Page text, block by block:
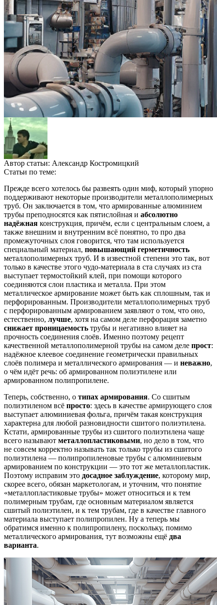
Автор статьи: Александр Костромицкий
Статьи по теме:
Прежде всего хотелось бы развеять один миф, который упорно
поддерживают некоторые производители металлополимерных
труб. Он заключается в том, что армированные алюминием
трубы преподносятся как пятислойная и абсолютно
надёжная конструкция, причём, если с центральным слоем, а
также внешним и внутренним всё понятно, то про два
промежуточных слоя говорится, что там используется
специальный материал, повышающий герметичность
металлополимерных труб. И в известной степени это так, вот
только в качестве этого чудо-материала в ста случаях из ста
выступает термостойкий клей, при помощи которого
соединяются слои пластика и металла. При этом
металлическое армирование может быть как сплошным, так и
перфорированным. Производители металлополимерных труб
с перфорированным армированием заявляют о том, что оно,
естественно, лучше, хотя на самом деле перфорация заметно
снижает проницаемость трубы и негативно влияет на
прочность соединения слоёв. Именно поэтому рецепт
качественной металлополимерной трубы на самом деле прост:
надёжное клеевое соединение геометрически правильных
слоёв полимера и металлического армирования — и неважно,
о чём идёт речь: об армированном полиэтилене или
армированном полипропилене.
Теперь, собственно, о типах армирования. Со сшитым
полиэтиленом всё просто: здесь в качестве армирующего слоя
выступает алюминиевая фольга, причём такая конструкция
характерна для любой разновидности сшитого полиэтилена.
Кстати, армированные трубы из сшитого полиэтилена чаще
всего называют металлопластиковыми, но дело в том, что
не совсем корректно называть так только трубы из сшитого
полиэтилена — полипропиленовые трубы с алюминиевым
армированием по конструкции — это тот же металлопластик.
Поэтому исправим это досадное заблуждение, которому мир,
скорее всего, обязан маркетологам, и уточним, что понятие
«металлопластиковые трубы» может относиться и к тем
полимерным трубам, где основным материалом является
сшитый полиэтилен, и к тем трубам, где в качестве главного
материала выступает полипропилен. Ну а теперь мы
обратимся именно к полипропилену, поскольку, помимо
металлического армирования, тут возможны ещё два
варианта.